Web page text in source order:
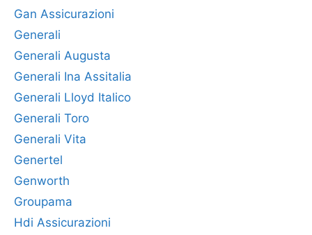
Gan Assicurazioni
Generali
Generali Augusta
Generali Ina Assitalia
Generali Lloyd Italico
Generali Toro
Generali Vita
Genertel
Genworth
Groupama
Hdi Assicurazioni